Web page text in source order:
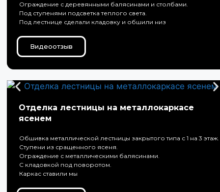
Ограждение с деревянными балясинами и столбами.
Под ступенями подсветка теплого света.
Под лестнице сделали кладовку и обшили низ
Видеоотзыв
Отделка лестницы на металлокаркасе
ясенем
Обшивка металлической лестницы закрытого типа с 1 на 3 этаж.
Ступени из сращенного ясеня.
Ограждение с металлическими балясинами.
С кладовкой под поворотом.
Каркас ставили мы